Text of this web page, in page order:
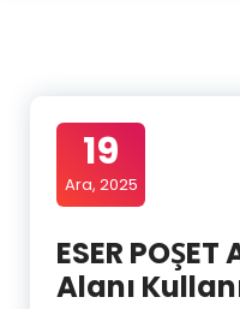
19
Ara, 2025
ESER
Alanı